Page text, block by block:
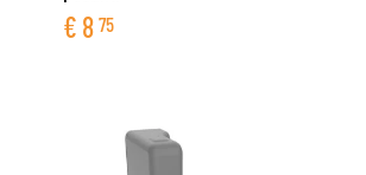
€ 8 75